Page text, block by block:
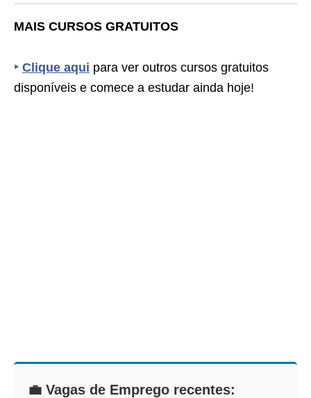
MAIS CURSOS GRATUITOS
‣ Clique aqui para ver outros cursos gratuitos
disponíveis e comece a estudar ainda hoje!
💼 Vagas de Emprego recentes: